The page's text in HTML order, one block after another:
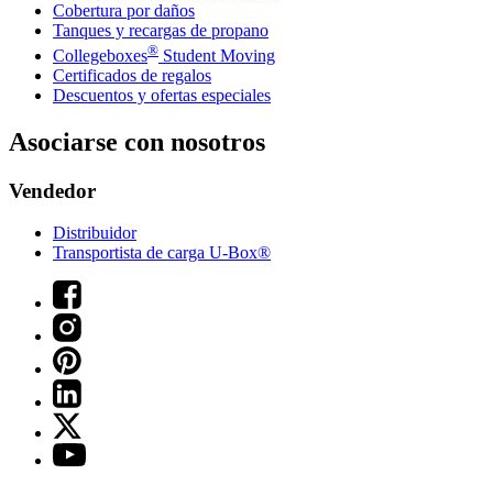
Cobertura por daños
Tanques y recargas de propano
Collegeboxes® Student Moving
Certificados de regalos
Descuentos y ofertas especiales
Asociarse con nosotros
Vendedor
Distribuidor
Transportista de carga U-Box®